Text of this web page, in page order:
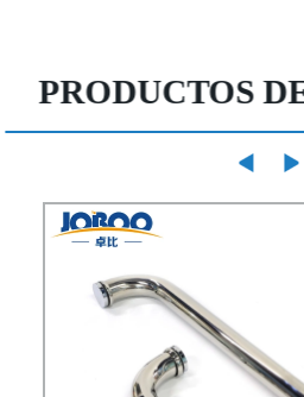
PRODUCTOS